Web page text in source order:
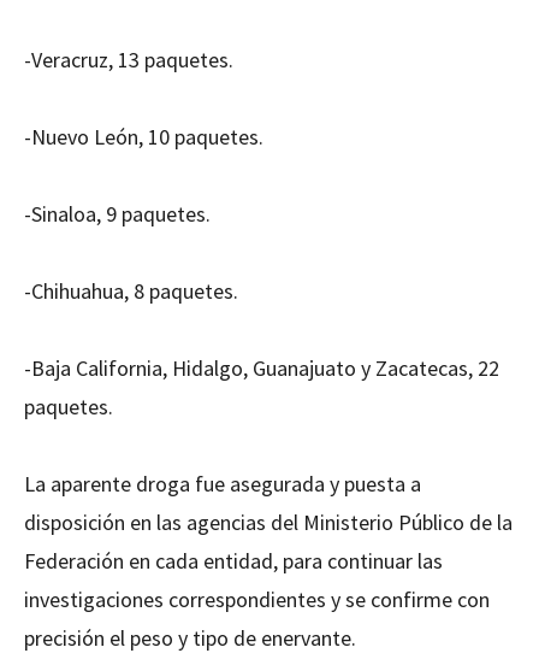
-Veracruz, 13 paquetes.
-Nuevo León, 10 paquetes.
-Sinaloa, 9 paquetes.
-Chihuahua, 8 paquetes.
-Baja California, Hidalgo, Guanajuato y Zacatecas, 22
paquetes.
La aparente droga fue asegurada y puesta a
disposición en las agencias del Ministerio Público de la
Federación en cada entidad, para continuar las
investigaciones correspondientes y se confirme con
precisión el peso y tipo de enervante.